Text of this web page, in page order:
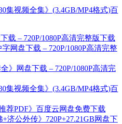
集视频全集》(3.4GB/MP4格式)百
载 – 720P/1080P高清完整版下载
字网盘下载 – 720P/1080P高清完整
》网盘下载 – 720P/1080P高清完
集视频全集》(3.4GB/MP4格式)百
荐PDF》百度云网盘免费下载
+济公外传》720P+27.21GB网盘下